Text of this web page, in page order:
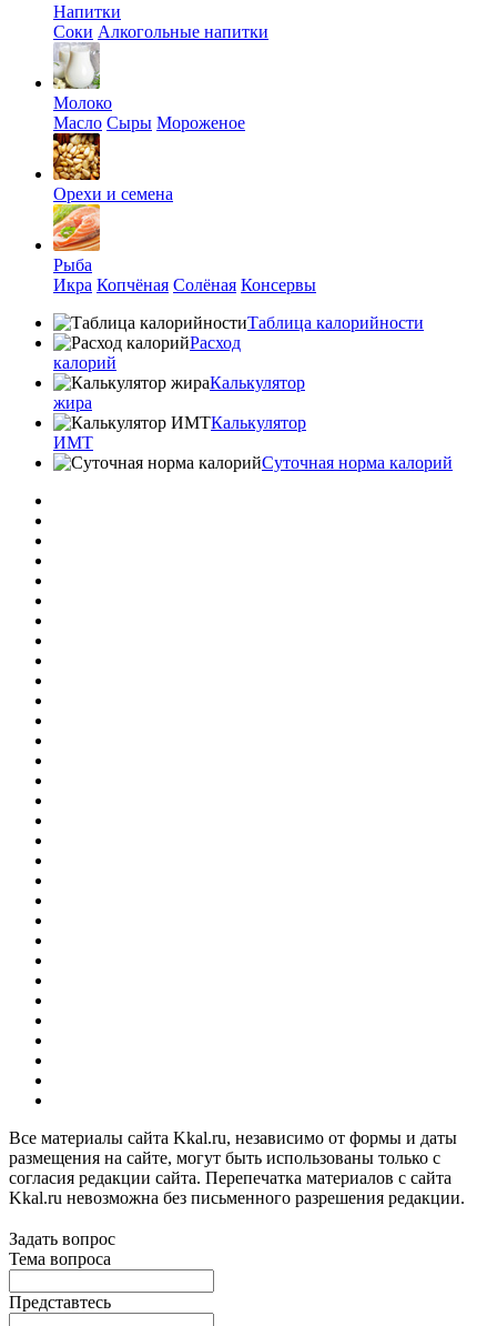
Напитки
Соки Алкогольные напитки
Молоко
Масло Сыры Мороженое
Орехи и семена
Рыба
Икра Копчёная Солёная Консервы
Таблица калорийности
Расход
калорий
Калькулятор
жира
Калькулятор
ИМТ
Суточная норма калорий
Все материалы сайта Kkal.ru, независимо от формы и даты
размещения на сайте, могут быть использованы только с
согласия редакции сайта. Перепечатка материалов с сайта
Kkal.ru невозможна без письменного разрешения редакции.
Задать вопрос
Тема вопроса
Представтесь